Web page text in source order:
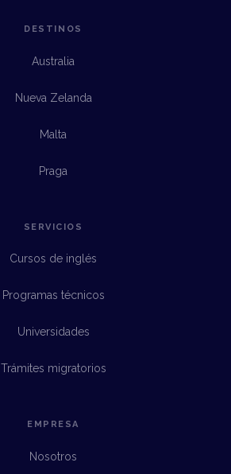
DESTINOS
Australia
Nueva Zelanda
Malta
Praga
SERVICIOS
Cursos de inglés
Programas técnicos
Universidades
Trámites migratorios
EMPRESA
Nosotros